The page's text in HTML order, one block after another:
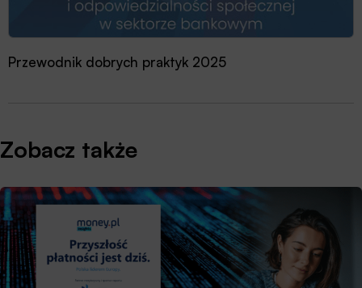
Przewodnik dobrych praktyk 2025
Transformacja zwinna w praktyce
Zobacz także